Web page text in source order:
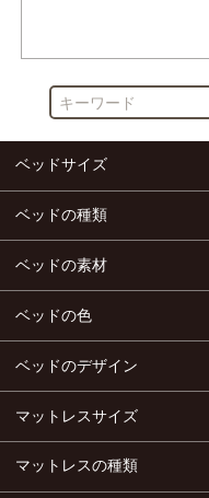
ベッドサイズ
ベッドの種類
ベッドの素材
ベッドの色
ベッドのデザイン
マットレスサイズ
マットレスの種類